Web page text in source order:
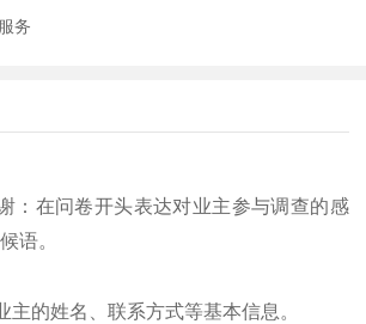
务
：在问卷开头表达对业主参与调查的感
语。
主的姓名、联系方式等基本信息。